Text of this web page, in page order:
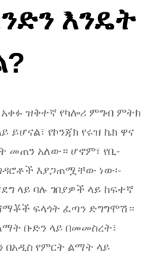
እንዴት
አቀፉ ዝቅተኛ የካሎሪ ምግብ ምትክ
ይሆናል፣ የኮንጃክ የሩዝ ኬክ ዋና
መጠን አለው። ሆኖም፣ የቢ-
እያጋጠሟቸው ነው፡-
ላይ ባሉ ገበያዎች ላይ ከፍተኛ
ፍላጎት ፈጣን ድግግሞሽ።
ቡድን ላይ በመመስረት፣
በአዲስ የምርት ልማት ላይ